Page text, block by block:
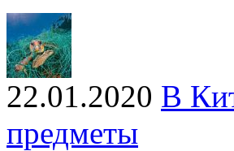
22.01.2020 В
предметы